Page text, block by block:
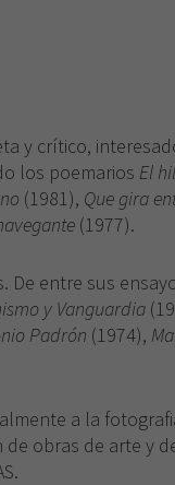
y crítico,
los poemarios El
(1981), Que gira
(1977).
De entre sus
y Vanguardia
Padrón (1974),
a la
obras de arte y
Para que
nuestra web
funcione lo
mejor posible
durante tu
cookies,
algunas
funcionalidades